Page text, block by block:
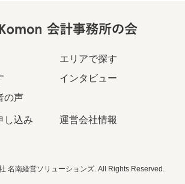
エリアで探す
インタビュー
の声
し込み
運営会社情報
名南経営ソリューションズ. All Rights Reserved.